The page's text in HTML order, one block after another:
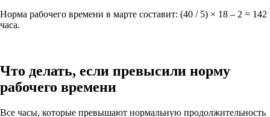
Норма рабочего времени в марте составит: (40 / 5) × 18 – 2 = 142
часа.
Что делать, если превысили норму
рабочего времени
Все часы, которые превышают нормальную продолжительность